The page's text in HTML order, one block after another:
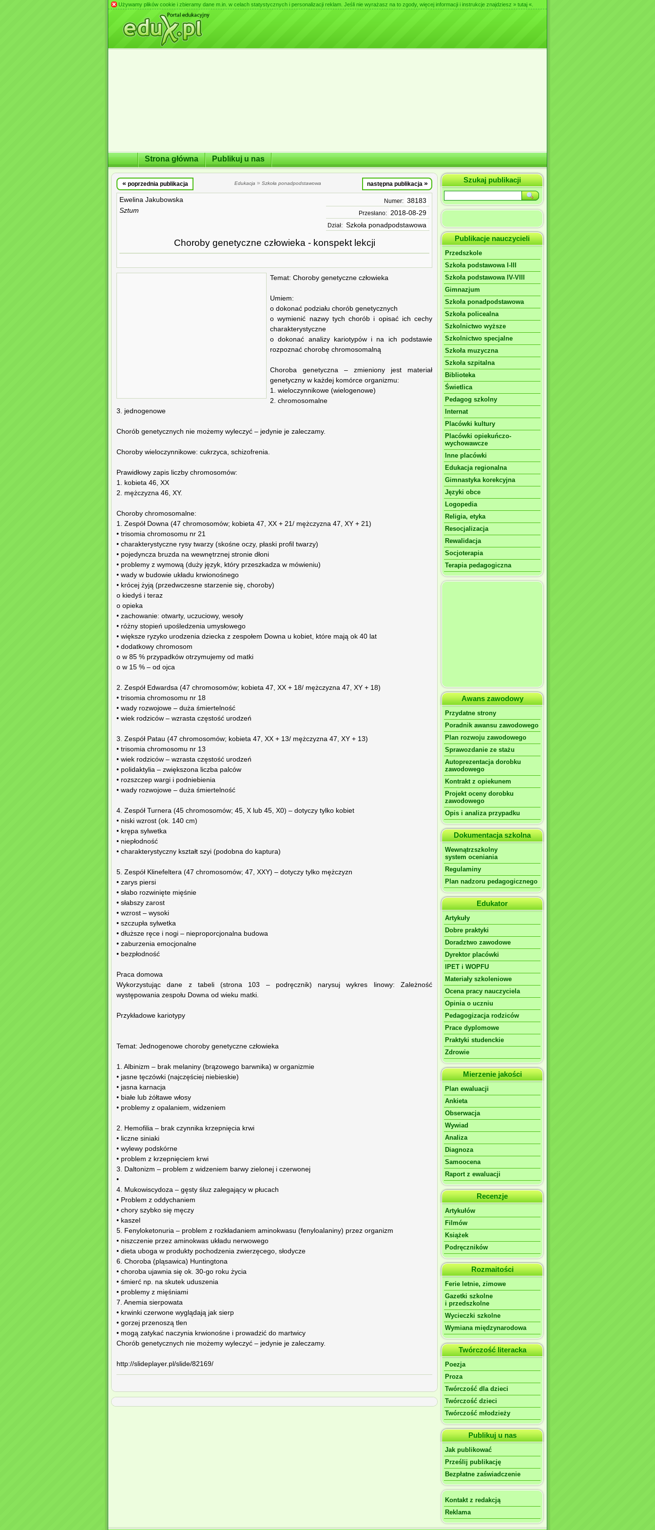
Używamy plików cookie i zbieramy dane m.in. w celach statystycznych i personalizacji reklam. Jeśli nie wyrażasz na to zgody, więcej informacji i instrukcje znajdziesz » tutaj «
Strona główna Publikuj u nas
« poprzednia publikacja Edukacja » Szkoła ponadpodstawowa następna publikacja »
Ewelina Jakubowska
Sztum
Numer: 38183
Przesłano: 2018-08-29
Dział: Szkoła ponadpodstawowa
Choroby genetyczne człowieka - konspekt lekcji
Temat: Choroby genetyczne człowieka
Umiem:
o dokonać podziału chorób genetycznych
o wymienić nazwy tych chorób i opisać ich cechy
charakterystyczne
o dokonać analizy kariotypów i na ich podstawie
rozpoznać chorobę chromosomalną
Choroba genetyczna – zmieniony jest materiał
genetyczny w każdej komórce organizmu:
1. wieloczynnikowe (wielogenowe)
2. chromosomalne
3. jednogenowe
Chorób genetycznych nie możemy wyleczyć – jedynie je zaleczamy.
Choroby wieloczynnikowe: cukrzyca, schizofrenia.
Prawidłowy zapis liczby chromosomów:
1. kobieta 46, XX
2. mężczyzna 46, XY.
Choroby chromosomalne:
1. Zespół Downa (47 chromosomów; kobieta 47, XX + 21/ mężczyzna 47, XY + 21)
• trisomia chromosomu nr 21
• charakterystyczne rysy twarzy (skośne oczy, płaski profil twarzy)
• pojedyncza bruzda na wewnętrznej stronie dłoni
• problemy z wymową (duży język, który przeszkadza w mówieniu)
• wady w budowie układu krwionośnego
• krócej żyją (przedwczesne starzenie się, choroby)
o kiedyś i teraz
o opieka
• zachowanie: otwarty, uczuciowy, wesoły
• różny stopień upośledzenia umysłowego
• większe ryzyko urodzenia dziecka z zespołem Downa u kobiet, które mają ok 40 lat
• dodatkowy chromosom
o w 85 % przypadków otrzymujemy od matki
o w 15 % – od ojca
2. Zespół Edwardsa (47 chromosomów; kobieta 47, XX + 18/ mężczyzna 47, XY + 18)
• trisomia chromosomu nr 18
• wady rozwojowe – duża śmiertelność
• wiek rodziców – wzrasta częstość urodzeń
3. Zespół Patau (47 chromosomów; kobieta 47, XX + 13/ mężczyzna 47, XY + 13)
• trisomia chromosomu nr 13
• wiek rodziców – wzrasta częstość urodzeń
• polidaktylia – zwiększona liczba palców
• rozszczep wargi i podniebienia
• wady rozwojowe – duża śmiertelność
4. Zespół Turnera (45 chromosomów; 45, X lub 45, X0) – dotyczy tylko kobiet
• niski wzrost (ok. 140 cm)
• krępa sylwetka
• niepłodność
• charakterystyczny kształt szyi (podobna do kaptura)
5. Zespół Klinefeltera (47 chromosomów; 47, XXY) – dotyczy tylko mężczyzn
• zarys piersi
• słabo rozwinięte mięśnie
• słabszy zarost
• wzrost – wysoki
• szczupła sylwetka
• dłuższe ręce i nogi – nieproporcjonalna budowa
• zaburzenia emocjonalne
• bezpłodność
Praca domowa
Wykorzystując dane z tabeli (strona 103 – podręcznik) narysuj wykres linowy: Zależność
występowania zespołu Downa od wieku matki.
Przykładowe kariotypy
Temat: Jednogenowe choroby genetyczne człowieka
1. Albinizm – brak melaniny (brązowego barwnika) w organizmie
• jasne tęczówki (najczęściej niebieskie)
• jasna karnacja
• białe lub żółtawe włosy
• problemy z opalaniem, widzeniem
2. Hemofilia – brak czynnika krzepnięcia krwi
• liczne siniaki
• wylewy podskórne
• problem z krzepnięciem krwi
3. Daltonizm – problem z widzeniem barwy zielonej i czerwonej
•
4. Mukowiscydoza – gęsty śluz zalegający w płucach
• Problem z oddychaniem
• chory szybko się męczy
• kaszel
5. Fenyloketonuria – problem z rozkładaniem aminokwasu (fenyloalaniny) przez organizm
• niszczenie przez aminokwas układu nerwowego
• dieta uboga w produkty pochodzenia zwierzęcego, słodycze
6. Choroba (pląsawica) Huntingtona
• choroba ujawnia się ok. 30-go roku życia
• śmierć np. na skutek uduszenia
• problemy z mięśniami
7. Anemia sierpowata
• krwinki czerwone wyglądają jak sierp
• gorzej przenoszą tlen
• mogą zatykać naczynia krwionośne i prowadzić do martwicy
Chorób genetycznych nie możemy wyleczyć – jedynie je zaleczamy.
http://slideplayer.pl/slide/82169/
Szukaj publikacji
Publikacje nauczycieli
Przedszkole
Szkoła podstawowa I-III
Szkoła podstawowa IV-VIII
Gimnazjum
Szkoła ponadpodstawowa
Szkoła policealna
Szkolnictwo wyższe
Szkolnictwo specjalne
Szkoła muzyczna
Szkoła szpitalna
Biblioteka
Świetlica
Pedagog szkolny
Internat
Placówki kultury
Placówki opiekuńczo-
wychowawcze
Inne placówki
Edukacja regionalna
Gimnastyka korekcyjna
Języki obce
Logopedia
Religia, etyka
Resocjalizacja
Rewalidacja
Socjoterapia
Terapia pedagogiczna
Awans zawodowy
Przydatne strony
Poradnik awansu zawodowego
Plan rozwoju zawodowego
Sprawozdanie ze stażu
Autoprezentacja dorobku
zawodowego
Kontrakt z opiekunem
Projekt oceny dorobku
zawodowego
Opis i analiza przypadku
Dokumentacja szkolna
Wewnątrzszkolny
system oceniania
Regulaminy
Plan nadzoru pedagogicznego
Edukator
Artykuły
Dobre praktyki
Doradztwo zawodowe
Dyrektor placówki
IPET i WOPFU
Materiały szkoleniowe
Ocena pracy nauczyciela
Opinia o uczniu
Pedagogizacja rodziców
Prace dyplomowe
Praktyki studenckie
Zdrowie
Mierzenie jakości
Plan ewaluacji
Ankieta
Obserwacja
Wywiad
Analiza
Diagnoza
Samoocena
Raport z ewaluacji
Recenzje
Artykułów
Filmów
Książek
Podręczników
Rozmaitości
Ferie letnie, zimowe
Gazetki szkolne
i przedszkolne
Wycieczki szkolne
Wymiana międzynarodowa
Twórczość literacka
Poezja
Proza
Twórczość dla dzieci
Twórczość dzieci
Twórczość młodzieży
Publikuj u nas
Jak publikować
Prześlij publikację
Bezpłatne zaświadczenie
Kontakt z redakcją
Reklama